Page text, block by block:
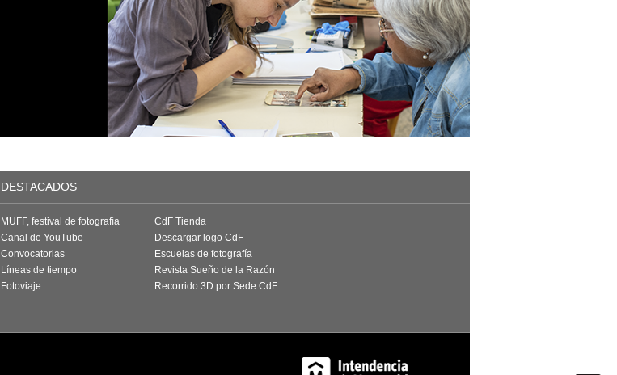
DESTACADOS
MUFF, festival de fotografía
Canal de YouTube
Convocatorias
Líneas de tiempo
Fotoviaje
CdF Tienda
Descargar logo CdF
Escuelas de fotografía
Revista Sueño de la Razón
Recorrido 3D por Sede CdF